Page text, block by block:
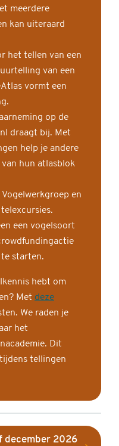
meerdere
kan uiteraard
het tellen van een
van een
vormt een
op de
draagt bij. Met
help je andere
hun atlasblok
en
een vogelsoort
starten.
hebt om
Met deze
We raden je
het
Dit
tellingen
december 2026